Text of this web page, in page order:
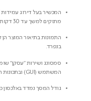
מתוקים למשך עד 30 דקות). לא מומלץ לשימוש בים או בבריכה.
התמונות בתיאור המוצר
בנפרד.
סמסונג ושירות "עסקן"
המשתמש (GUI) ובתכונות המוצר בכל עת ללא הודעה מוקדמת.
גודל המסך נמדד באלכסון